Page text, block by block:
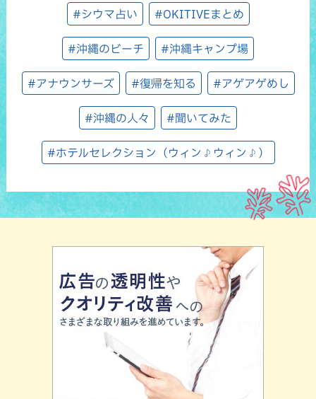
#シウマ占い #OKITIVEまとめ
#沖縄のビーチ #沖縄キャンプ場
#アナウンサーズ #復帰を知る #アゲアゲめし
#沖縄の人々 #聞いてみた
#ホテルセレクション（ウィン♪ウィン♪）